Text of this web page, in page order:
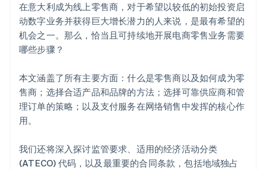
在意大利成为线上零售商，对于希望以较低的初始投资启
动数字业务并获得巨大增长潜力的人来说，是最有希望的
机会之一。那么，恰当且可持续地开展电商零售业务需要
哪些步骤？
本文涵盖了所有主要方面：什么是零售商以及如何成为零
售商；选择合适产品和品牌的方法；选择可靠供应商和管
理订单的策略；以及支付服务在网络销售中发挥的核心作
用。
我们还将深入探讨监管要求、适用的经济活动分类
(ATECO) 代码，以及最重要的合同条款，包括地域独占